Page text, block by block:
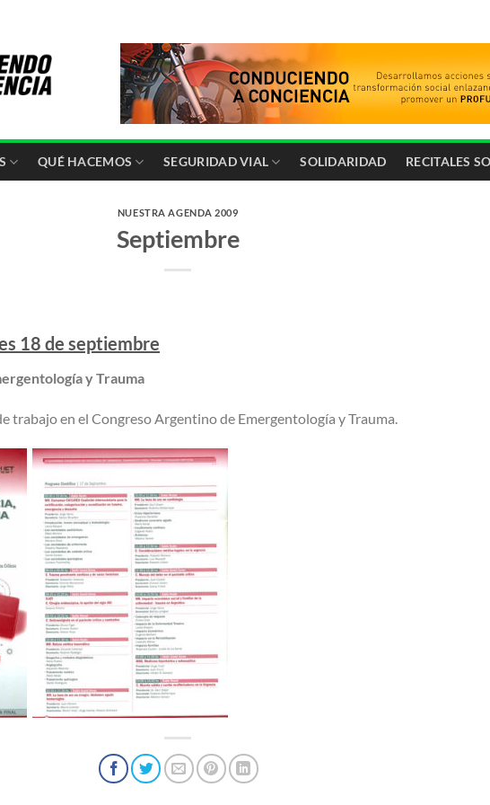
QUÉ HACEMOS SEGURIDAD VIAL SOLIDARIDAD RECITALES
NUESTRA AGENDA 2009
Septiembre
18 de septiembre
y Trauma
trabajo en el Congreso Argentino de Emergentología y Trauma.